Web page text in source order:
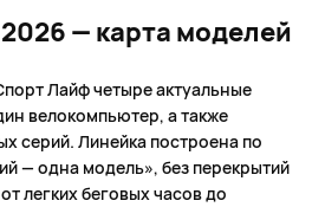
— карта моделей
Лайф четыре актуальные
велокомпьютер, а также
серий. Линейка построена по
— одна модель», без перекрытий
легких беговых часов до